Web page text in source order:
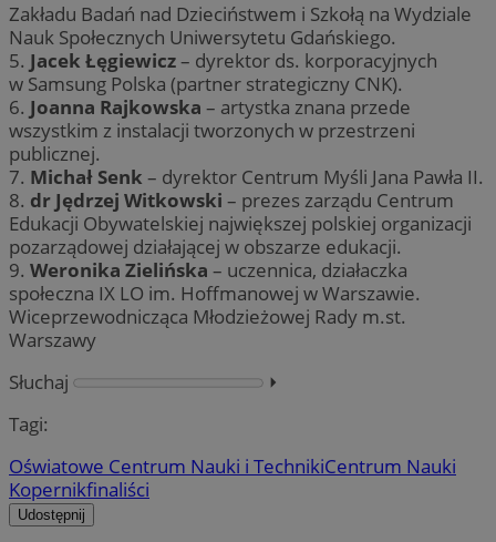
Zakładu Badań nad Dzieciństwem i Szkołą na Wydziale
Nauk Społecznych Uniwersytetu Gdańskiego.
5. Jacek Łęgiewicz– dyrektor ds. korporacyjnych
w Samsung Polska (partner strategiczny CNK).
6. Joanna Rajkowska – artystka znana przede
wszystkim z instalacji tworzonych w przestrzeni
publicznej.
7. Michał Senk – dyrektor Centrum Myśli Jana Pawła II.
8. dr Jędrzej Witkowski – prezes zarządu Centrum
Edukacji Obywatelskiej największej polskiej organizacji
pozarządowej działającej w obszarze edukacji.
9. Weronika Zielińska – uczennica, działaczka
społeczna IX LO im. Hoffmanowej w Warszawie.
Wiceprzewodnicząca Młodzieżowej Rady m.st.
Warszawy
Słuchaj
⏵︎
Tagi:
Oświatowe Centrum Nauki i TechnikiCentrum Nauki
Kopernikfinaliści
Udostępnij